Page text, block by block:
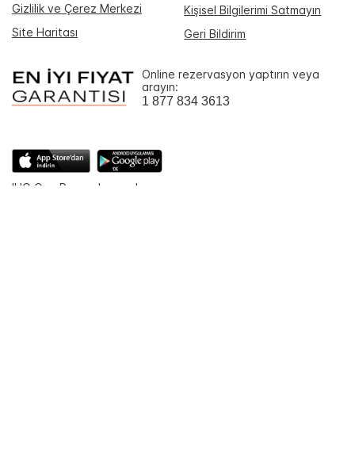
Gizlilik ve Çerez Merkezi
Kişisel Bilgilerimi Satmayın
Site Haritası
Geri Bildirim
Online rezervasyon yaptırın veya
arayın:
1 877 834 3613
IHG One Rewards uygulamasını